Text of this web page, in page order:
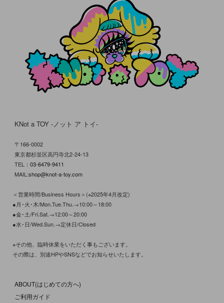
KNot a TOY -ノット ア トイ-
〒166-0002
東京都杉並区高円寺北2-24-13
TEL： 03-6479-9411
MAIL:shop@knot-a-toy.com
＜営業時間/Business Hours＞(※2025年4月改定)
●月･火･木/Mon.Tue.Thu.→10:00～18:00
●金･土/Fri.Sat.→12:00～20:00
●水･日/Wed.Sun.→定休日/Closed
※その他、臨時休業をいただく事もございます。
その際は、別途HPやSNSなどでお知らせいたします。
ABOUT(はじめての方へ)
ご利用ガイド